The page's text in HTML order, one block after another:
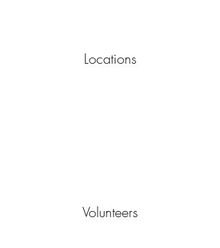
Locations
Volunteers